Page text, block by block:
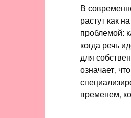
В
растут как
проблемой:
когда речь
для
означает‚
временем‚